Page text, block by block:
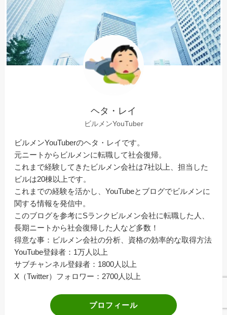
ヘタ・レイ
ビルメンYouTuber
ビルメンYouTuberのヘタ・レイです。
元ニートからビルメンに転職して社会復帰。
これまで経験してきたビルメン会社は7社以上、担当した
ビルは20棟以上です。
これまでの経験を活かし、YouTubeとブログでビルメンに
関する情報を発信中。
このブログを参考にSランクビルメン会社に転職した人、
長期ニートから社会復帰した人など多数！
得意な事：ビルメン会社の分析、資格の効率的な取得方法
YouTube登録者：1万人以上
サブチャンネル登録者：1800人以上
X（Twitter）フォロワー：2700人以上
プロフィール